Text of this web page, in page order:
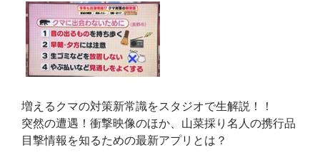
増えるクマの対策新常識をスタジオで生解説！！
突然の遭遇！衝撃映像のほか、山菜採り名人の携行品
目撃情報を知るための最新アプリとは？